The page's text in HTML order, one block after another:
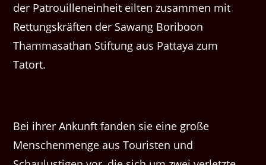
der Patrouilleneinheit eilten zusammen mit
Rettungskräften der Sawang Boriboon
Thammasathan Stiftung aus Pattaya zum
Tatort.
Bei ihrer Ankunft fanden sie eine große
Menschenmenge aus Touristen und